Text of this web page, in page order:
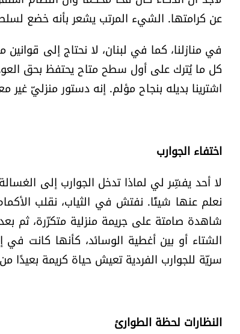
عن كرامتها. الشيء المرتب يشعر بأنه خضع
في منازلنا، كما في لبنان، لا نحتاج إلى
كل ما يُترك على أول سطح متاح يحتفظ بحق
اشترينا بديله بنجاح مؤلم. إنه دستور منزليّ
اختفاء الجوارب
لا أحد يفسِّر لي لماذا تدخل الجوارب إلى
نعلم عنها شيئًا. نفتش في الثياب، نقلب
شاهدة صامتة على جريمة منزلية متكرّرة، ثم
الشتاء أو بين أغطية الوسائد، كأنها كانت
سريّة للجوارب الفردية تعيش حياة كريمة بعيدًا
النظارات لحظة الطوارئ